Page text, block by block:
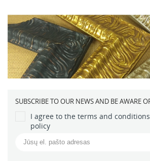
SUBSCRIBE TO OUR NEWS AND BE AWARE
I agree to the terms and
policy